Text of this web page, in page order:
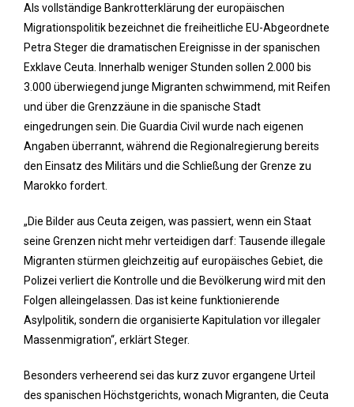
Als vollständige Bankrotterklärung der europäischen
Migrationspolitik bezeichnet die freiheitliche EU-Abgeordnete
Petra Steger die dramatischen Ereignisse in der spanischen
Exklave Ceuta. Innerhalb weniger Stunden sollen 2.000 bis
3.000 überwiegend junge Migranten schwimmend, mit Reifen
und über die Grenzzäune in die spanische Stadt
eingedrungen sein. Die Guardia Civil wurde nach eigenen
Angaben überrannt, während die Regionalregierung bereits
den Einsatz des Militärs und die Schließung der Grenze zu
Marokko fordert.
„Die Bilder aus Ceuta zeigen, was passiert, wenn ein Staat
seine Grenzen nicht mehr verteidigen darf: Tausende illegale
Migranten stürmen gleichzeitig auf europäisches Gebiet, die
Polizei verliert die Kontrolle und die Bevölkerung wird mit den
Folgen alleingelassen. Das ist keine funktionierende
Asylpolitik, sondern die organisierte Kapitulation vor illegaler
Massenmigration“, erklärt Steger.
Besonders verheerend sei das kurz zuvor ergangene Urteil
des spanischen Höchstgerichts, wonach Migranten, die Ceuta